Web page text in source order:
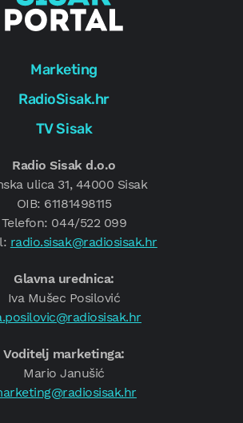
Marketing
RadioSisak.hr
TV Sisak
Radio Sisak d.o.o
ulica 31, 44000 Sisak
OIB: 61181498115
Telefon: 044/522 099
radio.sisak@radiosisak.hr
Glavna urednica:
Iva Mušec Posilović
Voditelj marketinga:
Mario Janušić